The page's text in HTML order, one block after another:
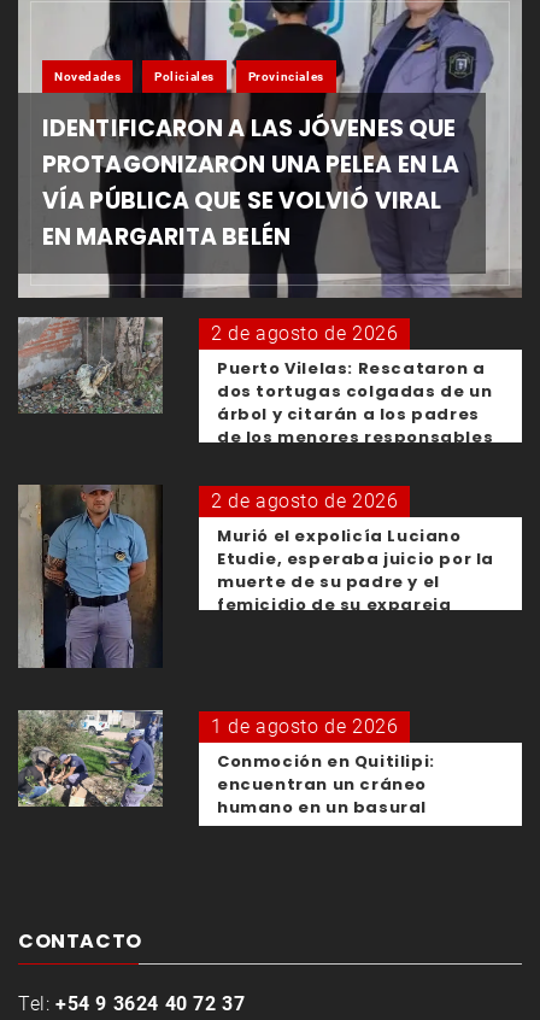
Novedades Policiales Provinciales
IDENTIFICARON A LAS JÓVENES QUE
PROTAGONIZARON UNA PELEA EN LA
VÍA PÚBLICA QUE SE VOLVIÓ VIRAL
EN MARGARITA BELÉN
2 de agosto de 2026
Puerto Vilelas: Rescataron a
dos tortugas colgadas de un
árbol y citarán a los padres
de los menores responsables
2 de agosto de 2026
Murió el expolicía Luciano
Etudie, esperaba juicio por la
muerte de su padre y el
femicidio de su expareja
1 de agosto de 2026
Conmoción en Quitilipi:
encuentran un cráneo
humano en un basural
CONTACTO
Tel: +54 9 3624 40 72 37